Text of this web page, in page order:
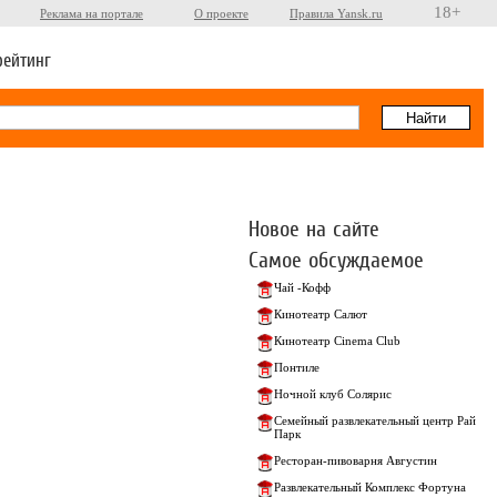
Реклама на портале О проекте Правила Yansk.ru 18+
Новое на сайте
Самое обсуждаемое
Чай -Кофф
Кинотеатр Салют
Кинотеатр Cinema Club
Понтиле
Ночной клуб Солярис
Семейный развлекательный центр Рай
Парк
Ресторан-пивоварня Августин
Развлекательный Комплекс Фортуна